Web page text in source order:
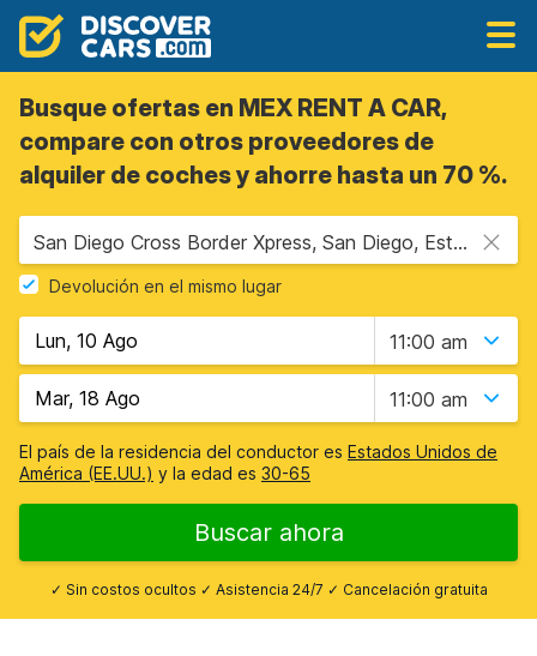
Busque ofertas en MEX RENT A CAR,
compare con otros proveedores de
alquiler de coches y ahorre hasta un 70 %.
San Diego Cross Border Xpress, San Diego, Estados Unidos - California
Devolución en el mismo lugar
11:00 am
11:00 am
El país de la residencia del conductor es Estados Unidos de
América (EE.UU.) y la edad es 30-65
Buscar ahora
✓ Sin costos ocultos ✓ Asistencia 24/7 ✓ Cancelación gratuita